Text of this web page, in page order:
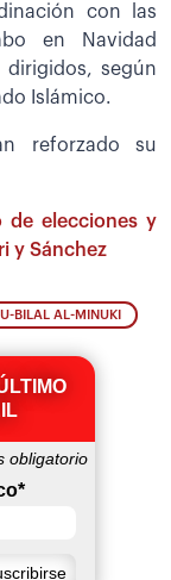
con las
en Navidad
según
Islámico.
reforzado su
de elecciones y
y Sánchez
BILAL AL-MINUKI
obligatorio
*